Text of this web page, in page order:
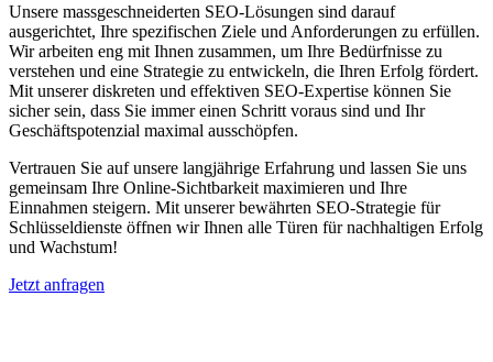
Unsere massgeschneiderten SEO-Lösungen sind darauf
ausgerichtet, Ihre spezifischen Ziele und Anforderungen zu erfüllen.
Wir arbeiten eng mit Ihnen zusammen, um Ihre Bedürfnisse zu
verstehen und eine Strategie zu entwickeln, die Ihren Erfolg fördert.
Mit unserer diskreten und effektiven SEO-Expertise können Sie
sicher sein, dass Sie immer einen Schritt voraus sind und Ihr
Geschäftspotenzial maximal ausschöpfen.
Vertrauen Sie auf unsere langjährige Erfahrung und lassen Sie uns
gemeinsam Ihre Online-Sichtbarkeit maximieren und Ihre
Einnahmen steigern. Mit unserer bewährten SEO-Strategie für
Schlüsseldienste öffnen wir Ihnen alle Türen für nachhaltigen Erfolg
und Wachstum!
Jetzt anfragen